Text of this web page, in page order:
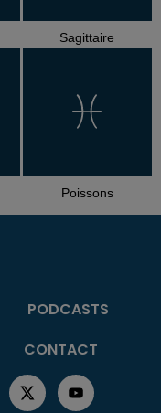
Sagittaire
Poissons
PODCASTS
CONTACT